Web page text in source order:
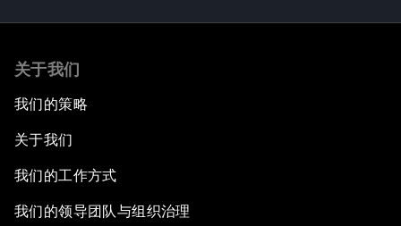
关于我们
我们的策略
关于我们
我们的工作方式
我们的领导团队与组织治理